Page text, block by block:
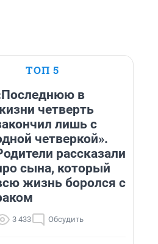
ТОП 5
в
четверть
лишь с
четверкой».
рассказали
сына, который
жизнь боролся с
3 433 Обсудить